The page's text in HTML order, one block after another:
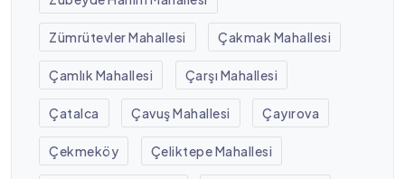
Zümrütevler Mahallesi Çakmak Mahallesi
Çamlık Mahallesi Çarşı Mahallesi
Çatalca Çavuş Mahallesi Çayırova
Çekmeköy Çeliktepe Mahallesi